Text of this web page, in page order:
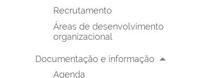
Recrutamento
Áreas de desenvolvimento
organizacional
Documentação e informação
Agenda